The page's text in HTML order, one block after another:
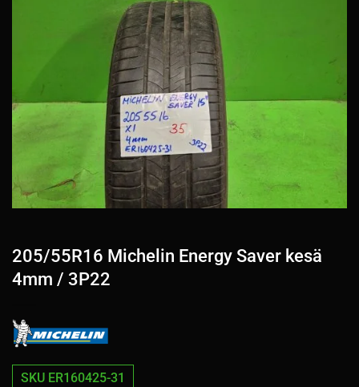
205/55R16 Michelin Energy Saver kesä
4mm / 3P22
SKU ER160425-31